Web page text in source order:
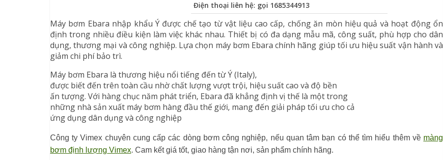
Điện thoại liên hệ: gọi 1685344913
Máy bơm Ebara nhập khẩu Ý được chế tạo từ vật liệu cao cấp, chống ăn mòn hiệu quả và hoạt động ổn
định trong nhiều điều kiện làm việc khác nhau. Thiết bị có đa dạng mẫu mã, công suất, phù hợp cho dân
dụng, thương mại và công nghiệp. Lựa chọn máy bơm Ebara chính hãng giúp tối ưu hiệu suất vận hành và
giảm chi phí bảo trì.
Máy bơm Ebara là thương hiệu nổi tiếng đến từ Ý (Italy),
được biết đến trên toàn cầu nhờ chất lượng vượt trội, hiệu suất cao và độ bền
ấn tượng. Với hàng chục năm phát triển, Ebara đã khẳng định vị thế là một trong
những nhà sản xuất máy bơm hàng đầu thế giới, mang đến giải pháp tối ưu cho cả
ứng dụng dân dụng và công nghiệp
Công ty Vimex chuyên cung cấp các dòng bơm công nghiệp, nếu quan tâm bạn có thể tìm hiểu thêm về màng
bơm định lượng Vimex. Cam kết giá tốt, giao hàng tận nơi, sản phẩm chính hãng.